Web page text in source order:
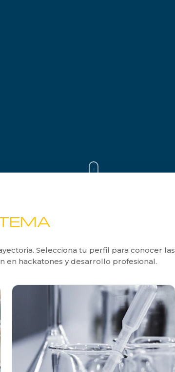
Selecciona tu perfil para conocer las
en hackatones y desarrollo profesional.